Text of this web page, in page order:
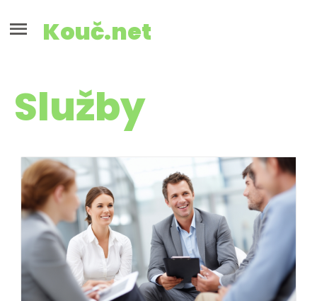
Kouč.net
Služby